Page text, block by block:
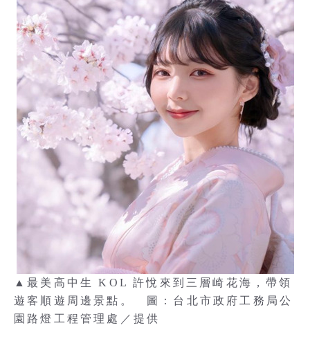
▲最美高中生 KOL 許悅來到三層崎花海，帶領
遊客順遊周邊景點。 圖：台北市政府工務局公
園路燈工程管理處／提供